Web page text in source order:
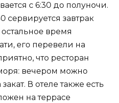
с 6:30 до полуночи.
сервируется завтрак
время
его перевели на
что ресторан
вечером можно
В отеле также есть
на террасе